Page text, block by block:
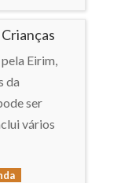
Eirim,
da
ser
vários